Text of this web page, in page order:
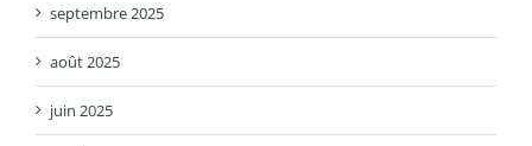
septembre 2025
août 2025
juin 2025